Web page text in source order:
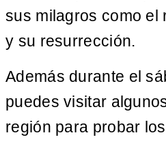
sus milagros como el
y su resurrección.
Además durante el
puedes visitar
región para probar